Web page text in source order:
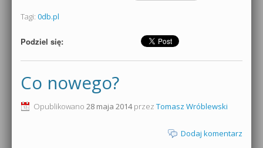
Tagi: 0db.pl
Podziel się:
Co nowego?
Opublikowano 28 maja 2014przez Tomasz Wróblewski
Dodaj komentarz